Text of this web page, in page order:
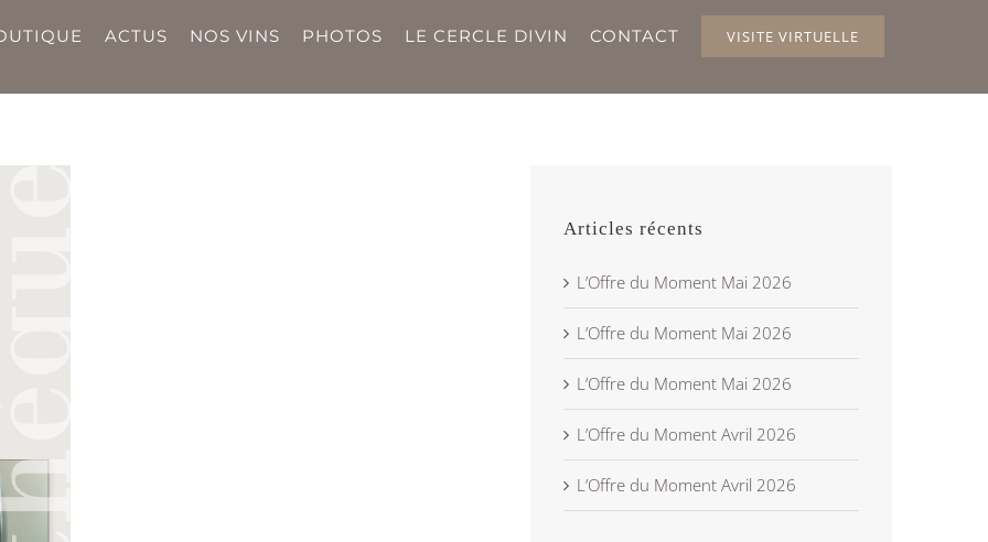
ACTUS NOS VINS PHOTOS LE CERCLE DIVIN CONTACT VISITE VIRTUELLE
Articles récents
L’Offre du Moment Mai 2026
L’Offre du Moment Mai 2026
L’Offre du Moment Mai 2026
L’Offre du Moment Avril 2026
L’Offre du Moment Avril 2026